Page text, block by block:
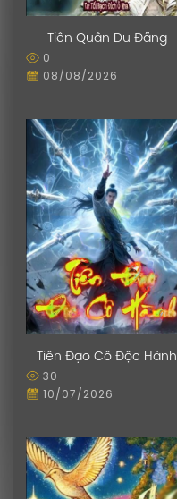
Tiên Quân Du Đãng
0
08/08/2026
Tiên Đạo Cô Độc Hành
30
10/07/2026